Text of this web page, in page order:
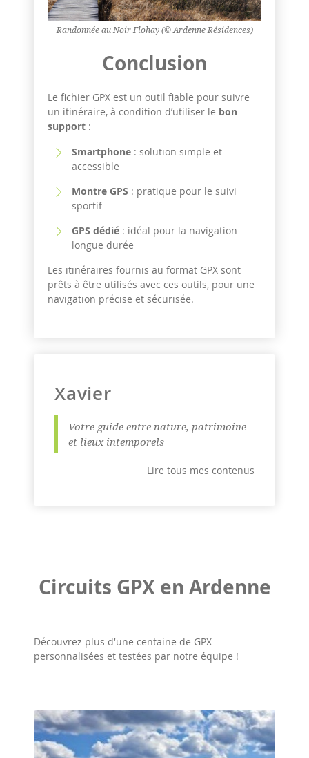
Randonnée au Noir Flohay (© Ardenne Résidences)
Conclusion
Le fichier GPX est un outil fiable pour suivre
un itinéraire, à condition d’utiliser le bon
support :
Smartphone : solution simple et
accessible
Montre GPS : pratique pour le suivi
sportif
GPS dédié : idéal pour la navigation
longue durée
Les itinéraires fournis au format GPX sont
prêts à être utilisés avec ces outils, pour une
navigation précise et sécurisée.
Xavier
Votre guide entre nature, patrimoine
et lieux intemporels
Lire tous mes contenus
Circuits GPX en Ardenne
Découvrez plus d'une centaine de GPX
personnalisées et testées par notre équipe !